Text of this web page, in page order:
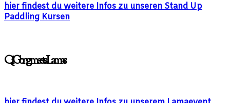
hier findest du weitere Infos zu unseren Stand Up
Paddling Kursen
Qi Gong meets Lamas